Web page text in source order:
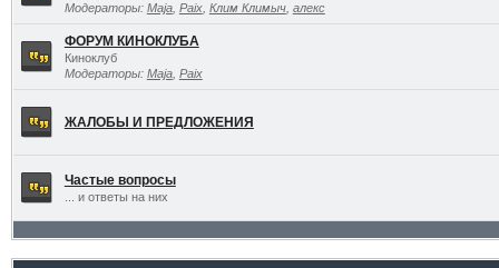
Модераторы: Maja, Paix, Клим Климыч, алекс
ФОРУМ КИНОКЛУБА
Киноклуб
Модераторы: Maja, Paix
ЖАЛОБЫ И ПРЕДЛОЖЕНИЯ
Частые вопросы
... и ответы на них